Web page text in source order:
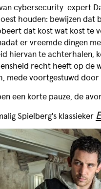
ONS EEN
FAQ
cybersecurity expert
houden: bewijzen
dat kost wat kost te
er vreemde dingen
hiervan te
recht heeft op de
mede voortgestuwd
een korte pauze, de
Spielberg's klassieker